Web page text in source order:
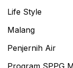
Life Style
Malang
Penjernih Air
Program SPPG